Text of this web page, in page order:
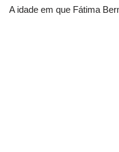
A idade em que Fátima